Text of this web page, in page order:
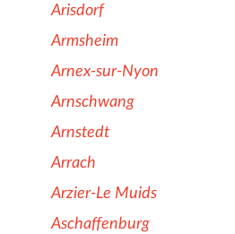
Arisdorf
Armsheim
Arnex-sur-Nyon
Arnschwang
Arnstedt
Arrach
Arzier-Le Muids
Aschaffenburg